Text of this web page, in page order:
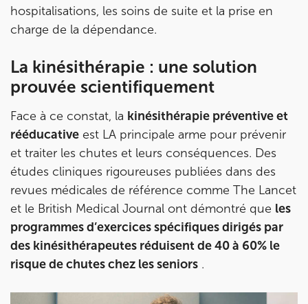
hospitalisations, les soins de suite et la prise en
charge de la dépendance.
La kinésithérapie : une solution
prouvée scientifiquement
Face à ce constat, la kinésithérapie préventive et
rééducative est LA principale arme pour prévenir
et traiter les chutes et leurs conséquences. Des
études cliniques rigoureuses publiées dans des
revues médicales de référence comme The Lancet
et le British Medical Journal ont démontré que les
programmes d’exercices spécifiques dirigés par
des kinésithérapeutes réduisent de 40 à 60% le
risque de chutes chez les seniors .
IK PARIS 8 – SAINT-LAZARE
20 Rue de la Pépinière 75008 Paris
20 Rue de la Pépinière 75008 Paris
01 55 06 05 07
Prenez RDV sur
Prenez RDV sur
PARIS 9 – PETRELLE
6 Rue Petrelle 75009 Paris
6 Rue Petrelle 75009 Paris
01 71 97 53 67
Prenez RDV sur